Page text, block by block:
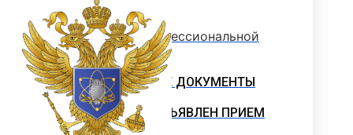
Программы профессиональной
переподготовки
ОФИЦИАЛЬНЫЕ ДОКУМЕНТЫ
ВНИМАНИЕ! ОБЪЯВЛЕН ПРИЕМ